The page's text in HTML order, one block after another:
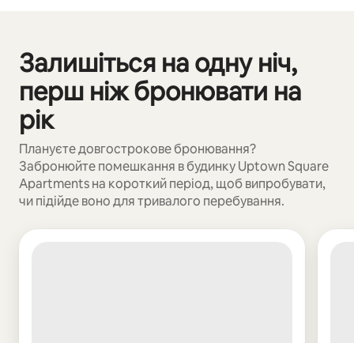
Залишіться на одну ніч,
перш ніж бронювати на
рік
Плануєте довгострокове бронювання?
Забронюйте помешкання в будинку Uptown Square
Apartments на короткий період, щоб випробувати,
чи підійде воно для тривалого перебування.
Відображаються 0 з 0